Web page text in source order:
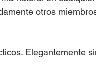
otros
Elegantemente